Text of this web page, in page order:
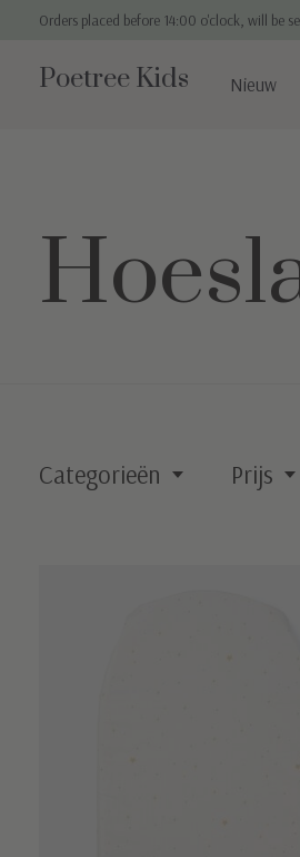
Orders placed before 14:00 o'clock, will be
Poetree Kids Nieuw
Categorieën Prijs